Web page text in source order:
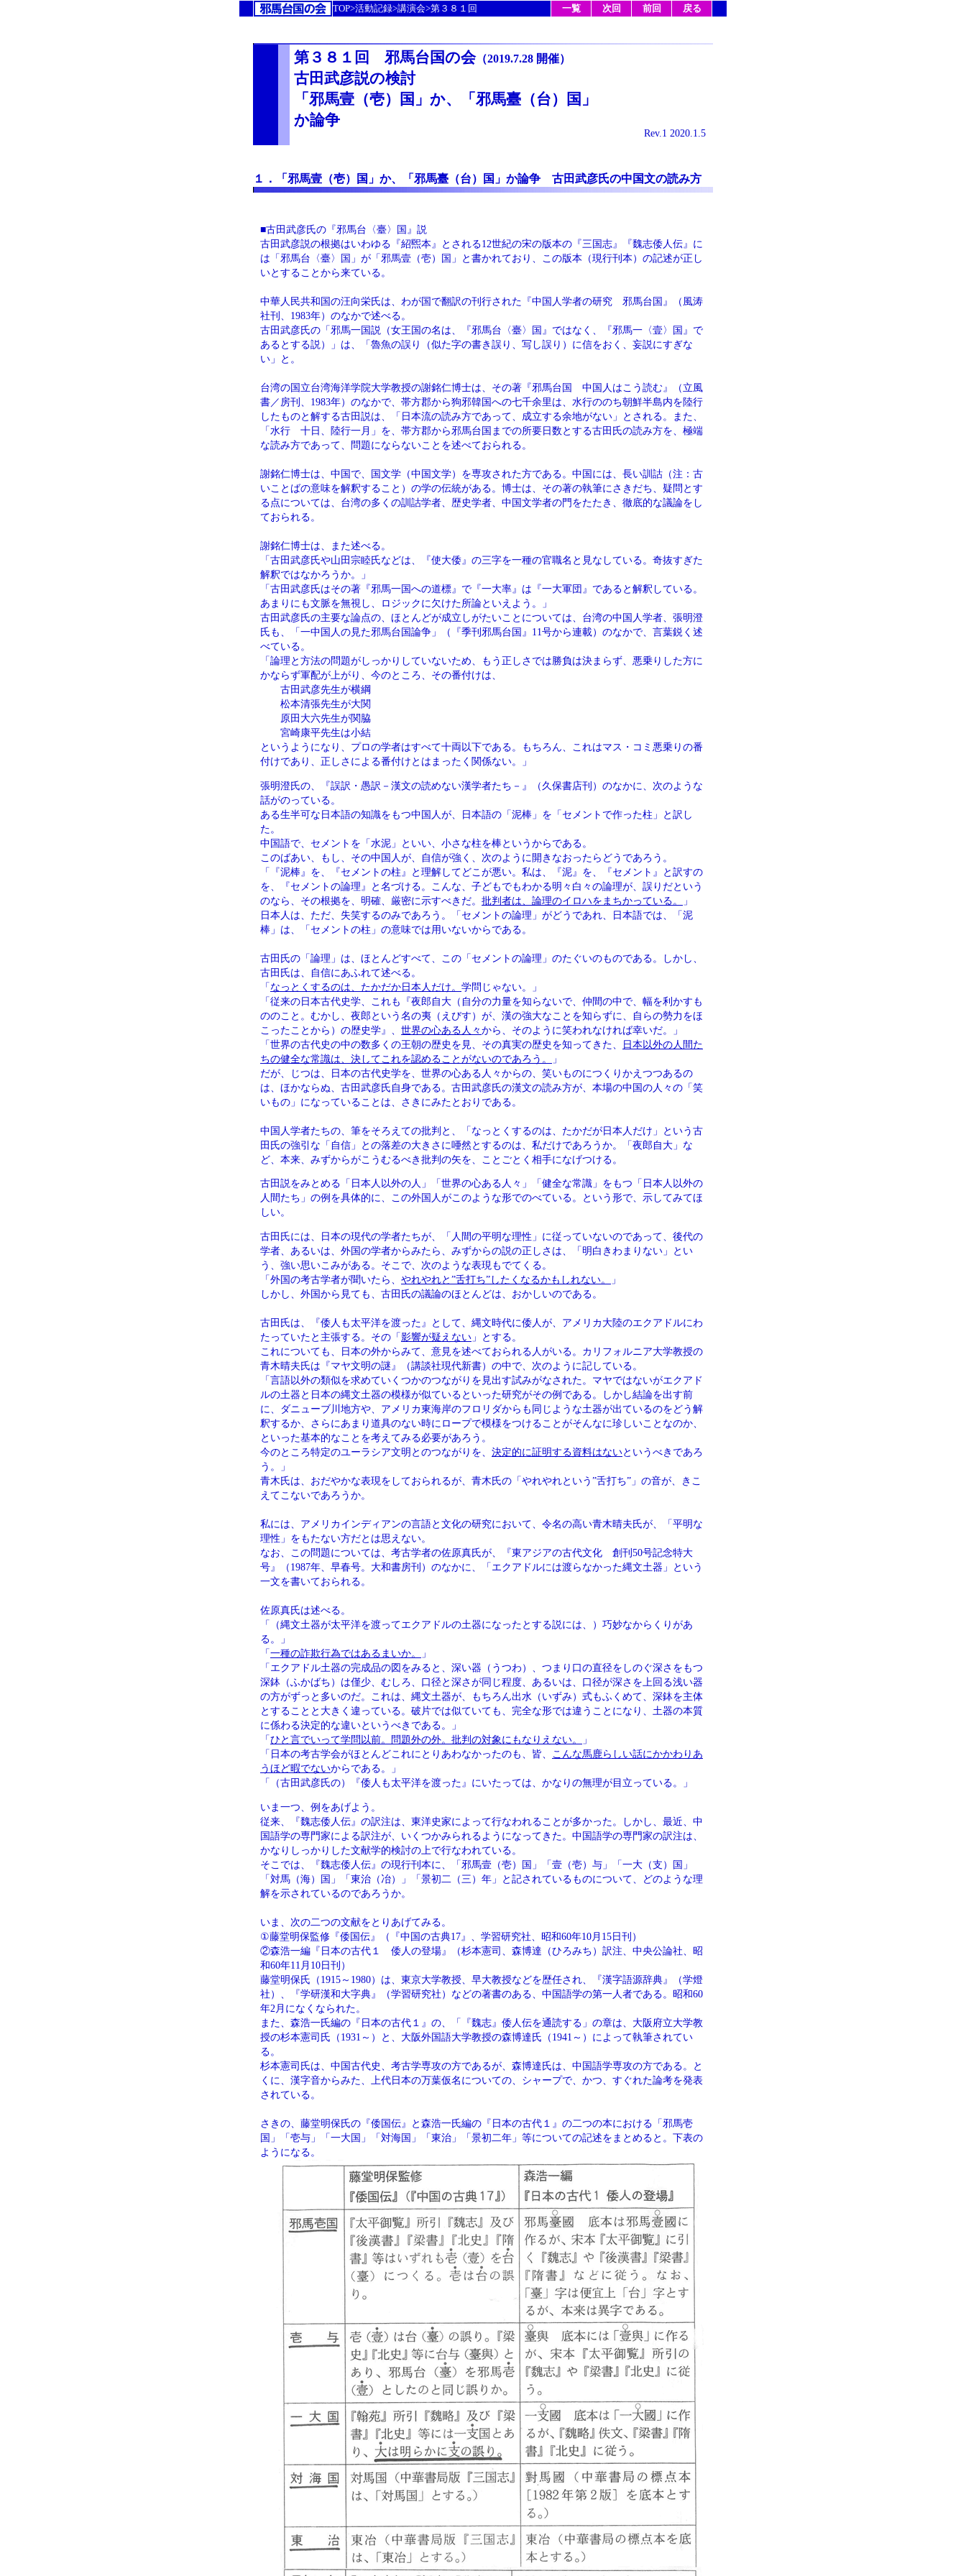
TOP>活動記録>講演会>第３８１回 一覧 次回 前回 戻る
Rev.1 2020.1.5
第３８１回 邪馬台国の会（2019.7.28 開催）
古田武彦説の検討
「邪馬壹（壱）国」か、「邪馬臺（台）国」
か論争
１．「邪馬壹（壱）国」か、「邪馬臺（台）国」か論争 古田武彦氏の中国文の読み方
■古田武彦氏の『邪馬台〈臺〉国』説
古田武彦説の根拠はいわゆる『紹煕本』とされる12世紀の宋の版本の『三国志』『魏志倭人伝』に
は「邪馬台〈臺〉国」が「邪馬壹（壱）国」と書かれており、この版本（現行刊本）の記述が正し
いとすることから来ている。
中華人民共和国の汪向栄氏は、わが国で翻訳の刊行された『中国人学者の研究 邪馬台国』（風涛
社刊、1983年）のなかで述べる。
古田武彦氏の「邪馬一国説（女王国の名は、『邪馬台〈臺〉国』ではなく、『邪馬一〈壹〉国』で
あるとする説）」は、「魯魚の誤り（似た字の書き誤り、写し誤り）に信をおく、妄説にすぎな
い」と。
台湾の国立台湾海洋学院大学教授の謝銘仁博士は、その著『邪馬台国 中国人はこう読む』（立風
書／房刊、1983年）のなかで、帯方郡から狗邪韓国への七千余里は、水行ののち朝鮮半島内を陸行
したものと解する古田説は、「日本流の読み方であって、成立する余地がない」とされる。また、
「水行 十日、陸行一月」を、帯方郡から邪馬台国までの所要日数とする古田氏の読み方を、極端
な読み方であって、問題にならないことを述べておられる。
謝銘仁博士は、中国で、国文学（中国文学）を専攻された方である。中国には、長い訓詁（注：古
いことばの意味を解釈すること）の学の伝統がある。博士は、その著の執筆にさきだち、疑問とす
る点については、台湾の多くの訓詁学者、歴史学者、中国文学者の門をたたき、徹底的な議論をし
ておられる。
謝銘仁博士は、また述べる。
「古田武彦氏や山田宗睦氏などは、『使大倭』の三字を一種の官職名と見なしている。奇抜すぎた
解釈ではなかろうか。」
「古田武彦氏はその著『邪馬一国への道標』で『一大率』は『一大軍団』であると解釈している。
あまりにも文脈を無視し、ロジックに欠けた所論といえよう。」
古田武彦氏の主要な論点の、ほとんどが成立しがたいことについては、台湾の中国人学者、張明澄
氏も、「一中国人の見た邪馬台国論争」（『季刊邪馬台国』11号から連載）のなかで、言葉鋭く述
べている。
「論理と方法の問題がしっかりしていないため、もう正しさでは勝負は決まらず、悪乗りした方に
かならず軍配が上がり、今のところ、その番付けは、
古田武彦先生が横綱
松本清張先生が大関
原田大六先生が関脇
宮崎康平先生は小結
というようになり、プロの学者はすべて十両以下である。もちろん、これはマス・コミ悪乗りの番
付けであり、正しさによる番付けとはまったく関係ない。」
張明澄氏の、『誤訳・愚訳－漢文の読めない漢学者たち－』（久保書店刊）のなかに、次のような
話がのっている。
ある生半可な日本語の知識をもつ中国人が、日本語の「泥棒」を「セメントで作った柱」と訳し
た。
中国語で、セメントを「水泥」といい、小さな柱を棒というからである。
このばあい、もし、その中国人が、自信が強く、次のように開きなおったらどうであろう。
「『泥棒』を、『セメントの柱』と理解してどこが悪い。私は、『泥』を、『セメント』と訳すの
を、『セメントの論理』と名づける。こんな、子どもでもわかる明々白々の論理が、誤りだという
のなら、その根拠を、明確、厳密に示すべきだ。 批判者は、論理のイロハをまちかっている。
」
日本人は、ただ、失笑するのみであろう。「セメントの論理」がどうであれ、日本語では、「泥
棒」は、「セメントの柱」の意味では用いないからである。
古田氏の「論理」は、ほとんどすべて、この「セメントの論理」のたぐいのものである。しかし、
古田氏は、自信にあふれて述べる。
「 なっとくするのは、たかだか日本人だけ。 学問じゃない。」
「従来の日本古代史学、これも『夜郎自大（自分の力量を知らないで、仲間の中で、幅を利かすも
ののこと。むかし、夜郎という名の夷（えびす）が、漢の強大なことを知らずに、自らの勢力をほ
こったことから）の歴史学』、 世界の心ある人々 から、そのように笑われなければ幸いだ。」
「世界の古代史の中の数多くの王朝の歴史を見、その真実の歴史を知ってきた、
日本以外の人間た
ちの健全な常識は、決してこれを認めることがないのであろう。
」
だが、じつは、日本の古代史学を、世界の心ある人々からの、笑いものにつくりかえつつあるの
は、ほかならぬ、古田武彦氏自身である。古田武彦氏の漢文の読み方が、本場の中国の人々の「笑
いもの」になっていることは、さきにみたとおりである。
中国人学者たちの、筆をそろえての批判と、「なっとくするのは、たかだが日本人だけ」という古
田氏の強引な「自信」との落差の大きさに唖然とするのは、私だけであろうか。「夜郎自大」な
ど、本来、みずからがこうむるべき批判の矢を、ことごとく相手になげつける。
古田説をみとめる「日本人以外の人」「世界の心ある人々」「健全な常識」をもつ「日本人以外の
人間たち」の例を具体的に、この外国人がこのような形でのべている。という形で、示してみてほ
しい。
古田氏には、日本の現代の学者たちが、「人間の平明な理性」に従っていないのであって、後代の
学者、あるいは、外国の学者からみたら、みずからの説の正しさは、「明白きわまりない」とい
う、強い思いこみがある。そこで、次のような表現もでてくる。
「外国の考古学者が聞いたら、 やれやれと”舌打ち”したくなるかもしれない。
」
しかし、外国から見ても、古田氏の議論のほとんどは、おかしいのである。
古田氏は、『倭人も太平洋を渡った』として、縄文時代に倭人が、アメリカ大陸のエクアドルにわ
たっていたと主張する。その「 影響が疑えない 」とする。
これについても、日本の外からみて、意見を述べておられる人がいる。カリフォルニア大学教授の
青木晴夫氏は『マヤ文明の謎』（講談社現代新書）の中で、次のように記している。
「言語以外の類似を求めていくつかのつながりを見出す試みがなされた。マヤではないがエクアド
ルの土器と日本の縄文土器の模様が似ているといった研究がその例である。しかし結論を出す前
に、ダニューブ川地方や、アメリカ東海岸のフロリダからも同じような土器が出ているのをどう解
釈するか、さらにあまり道具のない時にロープで模様をつけることがそんなに珍しいことなのか、
といった基本的なことを考えてみる必要があろう。
今のところ特定のユーラシア文明とのつながりを、 決定的に証明する資料はないというべきであろ
う。」
青木氏は、おだやかな表現をしておられるが、青木氏の「やれやれという”舌打ち”」の音が、きこ
えてこないであろうか。
私には、アメリカインディアンの言語と文化の研究において、令名の高い青木晴夫氏が、「平明な
理性」をもたない方だとは思えない。
なお、この問題については、考古学者の佐原真氏が、『東アジアの古代文化 創刊50号記念特大
号』（1987年、早春号。大和書房刊）のなかに、「エクアドルには渡らなかった縄文土器」という
一文を書いておられる。
佐原真氏は述べる。
「（縄文土器が太平洋を渡ってエクアドルの土器になったとする説には、）巧妙なからくりがあ
る。」
「 一種の詐欺行為ではあるまいか。
」
「エクアドル土器の完成品の図をみると、深い器（うつわ）、つまり口の直径をしのぐ深さをもつ
深鉢（ふかばち）は僅少、むしろ、口径と深さが同じ程度、あるいは、口径が深さを上回る浅い器
の方がずっと多いのだ。これは、縄文土器が、もちろん出水（いずみ）式もふくめて、深鉢を主体
とすることと大きく違っている。破片では似ていても、完全な形では違うことになり、土器の本質
に係わる決定的な違いというべきである。」
「 ひと言でいって学問以前。問題外の外。批判の対象にもなりえない。
」
「日本の考古学会がほとんどこれにとりあわなかったのも、皆、 こんな馬鹿らしい話にかかわりあ
うほど暇でないからである。」
「（古田武彦氏の）『倭人も太平洋を渡った』にいたっては、かなりの無理が目立っている。」
いま一つ、例をあげよう。
従来、『魏志倭人伝』の訳注は、東洋史家によって行なわれることが多かった。しかし、最近、中
国語学の専門家による訳注が、いくつかみられるようになってきた。中国語学の専門家の訳注は、
かなりしっかりした文献学的検討の上で行なわれている。
そこでは、『魏志倭人伝』の現行刊本に、「邪馬壹（壱）国」「壹（壱）与」「一大（支）国」
「対馬（海）国」「東治（冶）」「景初二（三）年」と記されているものについて、どのような理
解を示されているのであろうか。
いま、次の二つの文献をとりあげてみる。
①藤堂明保監修『倭国伝』（『中国の古典17』、学習研究社、昭和60年10月15日刊）
②森浩一編『日本の古代１ 倭人の登場』（杉本憲司、森博達（ひろみち）訳注、中央公論社、昭
和60年11月10日刊）
藤堂明保氏（1915～1980）は、東京大学教授、早大教授などを歴任され、『漢字語源辞典』（学燈
社）、『学研漢和大字典』（学習研究社）などの著書のある、中国語学の第一人者である。昭和60
年2月になくなられた。
また、森浩一氏編の『日本の古代１』の、「『魏志』倭人伝を通読する」の章は、大阪府立大学教
授の杉本憲司氏（1931～）と、大阪外国語大学教授の森博達氏（1941～）によって執筆されてい
る。
杉本憲司氏は、中国古代史、考古学専攻の方であるが、森博達氏は、中国語学専攻の方である。と
くに、漢字音からみた、上代日本の万葉仮名についての、シャープで、かつ、すぐれた論考を発表
されている。
さきの、藤堂明保氏の『倭国伝』と森浩一氏編の『日本の古代１』の二つの本における「邪馬壱
国」「壱与」「一大国」「対海国」「東治」「景初二年」等についての記述をまとめると。下表の
ようになる。